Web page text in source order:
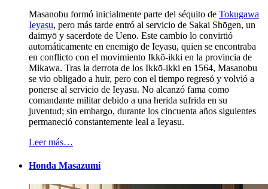
Masanobu formó inicialmente parte del séquito de Tokugawa
Ieyasu, pero más tarde entró al servicio de Sakai Shōgen, un
daimyō y sacerdote de Ueno. Este cambio lo convirtió
automáticamente en enemigo de Ieyasu, quien se encontraba
en conflicto con el movimiento Ikkō-ikki en la provincia de
Mikawa. Tras la derrota de los Ikkō-ikki en 1564, Masanobu
se vio obligado a huir, pero con el tiempo regresó y volvió a
ponerse al servicio de Ieyasu. No alcanzó fama como
comandante militar debido a una herida sufrida en su
juventud; sin embargo, durante los cincuenta años siguientes
permaneció constantemente leal a Ieyasu.
Leer más…
Honda Masazumi